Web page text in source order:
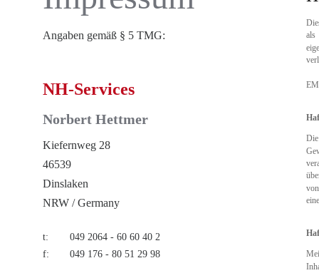
Angaben gemäß § 5 TMG:
NH-Services
Norbert Hettmer
Kiefernweg 28
46539
Dinslaken
NRW / Germany
t:
049 2064 - 60 60 40 2
f:
049 176 - 80 51 29 98
als
Die
von